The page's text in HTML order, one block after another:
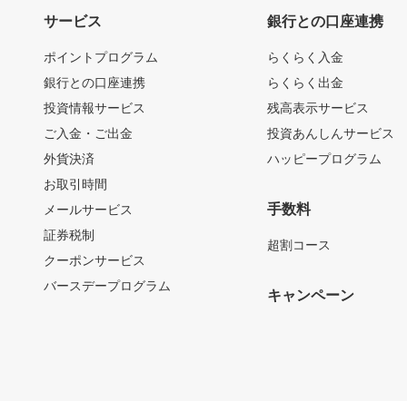
サービス
ポイントプログラム
銀行との口座連携
投資情報サービス
ご入金・ご出金
外貨決済
お取引時間
メールサービス
証券税制
クーポンサービス
バースデープログラム
銀行との口座連携
らくらく入金
らくらく出金
残高表示サービス
投資あんしんサービス
ハッピープログラム
手数料
超割コース
キャンペーン